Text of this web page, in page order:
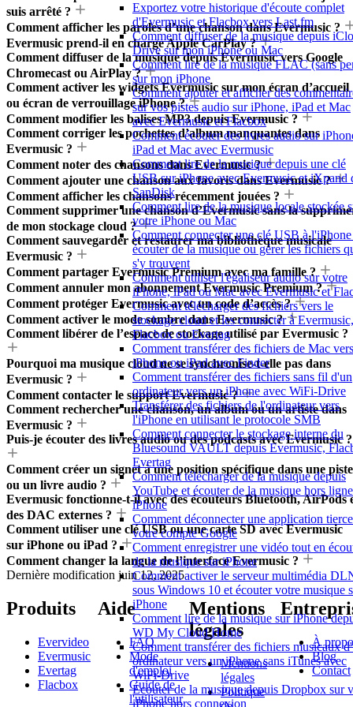
Exportez votre historique d'écoute complet
d'Evermusic et Flacbox vers Last.fm
Comment diffuser de la musique depuis
Drive sur mon iPhone ou Mac
Comment lire de la musique FLAC (sans
sur mon iPhone
Comment ajouter et afficher des
sur vos pistes audio sur iPhone, iPad et Mac
avec Evermusic et Flacbox
Comment écouter des livres audio sur
iPad et Mac avec Evermusic
Comment lire de la musique depuis une clé
USB sur iPhone avec Evermusic et iXpand
SanDisk
Comment lire de la musique locale stockée
votre iPhone ou Mac
Comment connecter une clé USB à l'iPhone
écouter de la musique ou gérer les fichiers
s'y trouvent
Comment utiliser l'égaliseur audio sur votre
iPhone, iPad ou Mac avec Evermusic et
Comment télécharger des fichiers vers le
stockage cloud et les connecter à Evermusic,
Flacbox ou Evertag
Comment transférer des fichiers de Mac vers
iPhone ou iPad avec Finder
Comment transférer des fichiers sans fil d'un
ordinateur vers un iPhone avec WiFi-Drive
Transférer des fichiers de l'ordinateur vers
l'iPhone en utilisant le protocole SMB
Comment connecter le stockage interne du
Bluesound VAULT depuis Evermusic,
Evertag
Comment télécharger de la musique depuis
YouTube et écouter de la musique hors
iPhone
Comment déconnecter une application
votre compte Google
Comment enregistrer une vidéo tout en
de la musique sur iPhone
Comment activer le serveur multimédia
sous Windows 10 et écouter votre musique
iPhone
Comment lire de la musique sur iPhone
WD My Cloud Home
Comment transférer des fichiers musicaux
ordinateur vers un iPhone sans iTunes avec
WiFi-Drive
Écouter de la musique depuis Dropbox sur
iPhone hors connexion
suis arrêté ?
Comment afficher les paroles d’une chanson dans Evermusic ?
Evermusic prend-il en charge Apple CarPlay ?
Comment diffuser de la musique depuis Evermusic vers Google
Chromecast ou AirPlay ?
Comment activer les widgets Evermusic sur mon écran d’accueil
ou écran de verrouillage iPhone ?
Comment modifier les balises MP3 depuis Evermusic ?
Comment corriger les pochettes d’album manquantes dans
Evermusic ?
Comment noter des chansons dans Evermusic ?
Comment ajouter une chanson aux favoris dans Evermusic ?
Comment afficher les chansons récemment jouées ?
Comment supprimer une chanson d’Evermusic sans la
de mon stockage cloud ?
Comment sauvegarder et restaurer ma bibliothèque musicale
Evermusic ?
Comment partager Evermusic Premium avec ma famille ?
Comment annuler mon abonnement Evermusic Premium ?
Comment protéger Evermusic avec un code d’accès ?
Comment activer le mode sombre dans Evermusic ?
Comment libérer de l’espace de stockage utilisé par Evermusic ?
Pourquoi ma musique cloud ne se synchronise-t-elle pas dans
Evermusic ?
Comment contacter le support Evermusic ?
Comment rechercher une chanson, un album ou un artiste dans
Evermusic ?
Puis-je écouter des livres audio ou des podcasts avec Evermusic ?
Comment créer un signet à une position spécifique dans une piste
ou un livre audio ?
Evermusic fonctionne-t-il avec des écouteurs Bluetooth, AirPods
des DAC externes ?
Comment utiliser une clé USB ou une carte SD avec Evermusic
sur iPhone ou iPad ?
Comment changer la langue de l’interface Evermusic ?
Dernière modification juin 12, 2025
Produits
Evervideo
Evermusic
Evertag
Flacbox
Aide
FAQ
Mode
d'emploi
Guide de
l'utilisateur
Mentions
légales
Mentions
légales
Politique
À
Blog
Contact